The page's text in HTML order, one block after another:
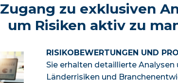
Zugang zu exklusiven
um Risiken aktiv zu
RISIKOBEWERTUNGEN UND
Sie erhalten detaillierte
Länderrisiken und